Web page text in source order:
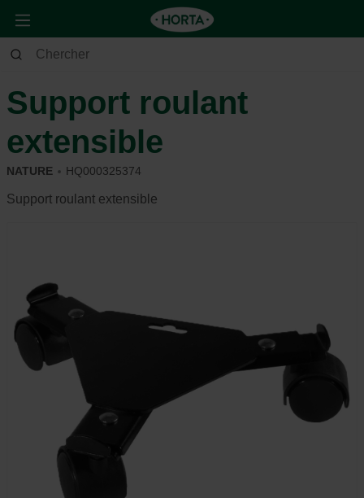
Maison & Déco
Support roulant
extensible
NATURE HQ000325374
Support roulant extensible